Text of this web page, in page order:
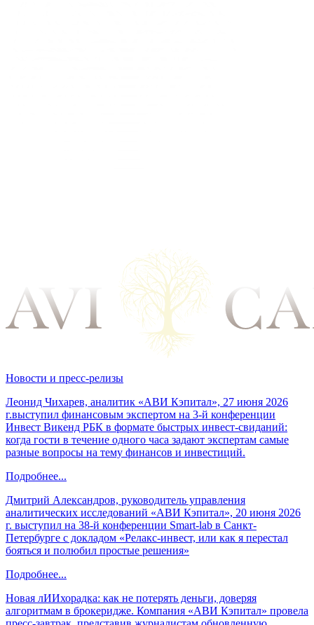
Новости и пресс-релизы
Леонид Чихарев, аналитик «АВИ Кэпитал», 27 июня 2026
г.выступил финансовым экспертом на 3-й конференции
Инвест Викенд РБК в формате быстрых инвест-свиданий:
когда гости в течение одного часа задают экспертам самые
разные вопросы на тему финансов и инвестиций.
Подробнее...
Дмитрий Александров, руководитель управления
аналитических исследований «АВИ Кэпитал», 20 июня 2026
г. выступил на 38-й конференции Smart-lab в Санкт-
Петербурге с докладом «Релакс-инвест, или как я перестал
бояться и полюбил простые решения»
Подробнее...
Новая лИИхорадка: как не потерять деньги, доверяя
алгоритмам в брокеридже. Компания «АВИ Кэпитал» провела